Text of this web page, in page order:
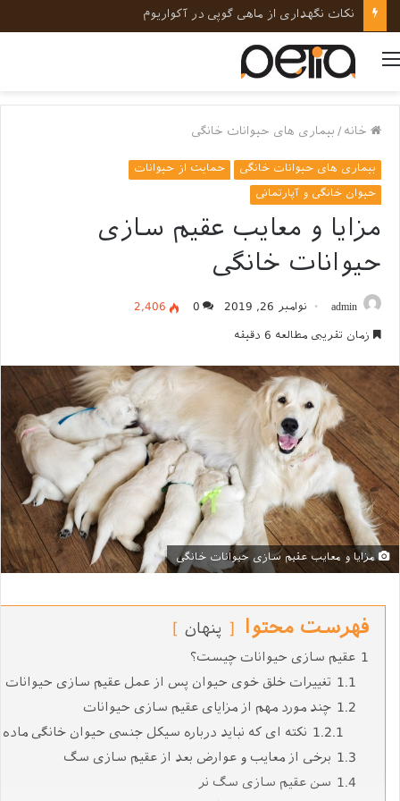
نکات نگهداری از ماهی گوپی در آکواریوم
منو
خانه / بیماری های حیوانات خانگی
بیماری های حیوانات خانگی
حمایت از حیوانات
حیوان خانگی و آپارتمانی
مزایا و معایب عقیم سازی
حیوانات خانگی
admin نوامبر 26, 2019 0
2,406
زمان تقریبی مطالعه 6 دقیقه
مزایا و معایب عقیم سازی حیوانات خانگی
فهرست محتوا پنهان
1 عقیم سازی حیوانات چیست؟
1.1 تغییرات خلق خوی حیوان پس از عمل عقیم سازی حیوانات
1.2 چند مورد مهم از مزایای عقیم سازی حیوانات
1.2.1 نکته ای که نباید درباره سیکل جنسی حیوان خانگی
1.3 برخی از معایب و عوارض بعد از عقيم سازی سگ
1.4 سن عقیم سازی سگ نر